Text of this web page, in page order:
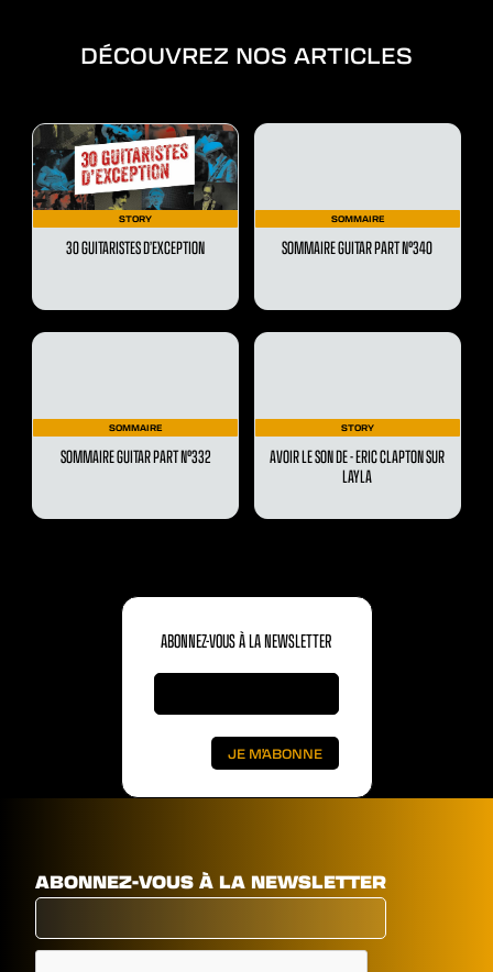
DÉCOUVREZ NOS ARTICLES
STORY
30 GUITARISTES D’EXCEPTION
SOMMAIRE
SOMMAIRE GUITAR PART N°340
SOMMAIRE
SOMMAIRE GUITAR PART N°332
STORY
AVOIR LE SON DE - ERIC CLAPTON SUR
LAYLA
ABONNEZ-VOUS À LA NEWSLETTER
ABONNEZ-VOUS À LA NEWSLETTER